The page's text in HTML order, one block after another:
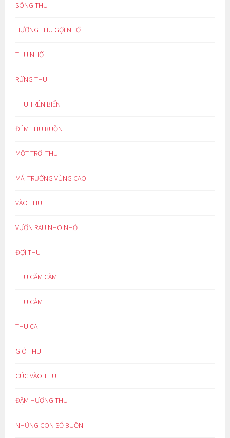
SÔNG THU
HƯƠNG THU GỢI NHỚ
THU NHỚ
RỪNG THU
THU TRÊN BIỂN
ĐÊM THU BUỒN
MỘT TRỜI THU
MÁI TRƯỜNG VÙNG CAO
VÀO THU
VƯỜN RAU NHO NHỎ
ĐỢI THU
THU CĂM CĂM
THU CẢM
THU CA
GIÓ THU
CÚC VÀO THU
ĐẬM HƯƠNG THU
NHỮNG CON SỐ BUỒN